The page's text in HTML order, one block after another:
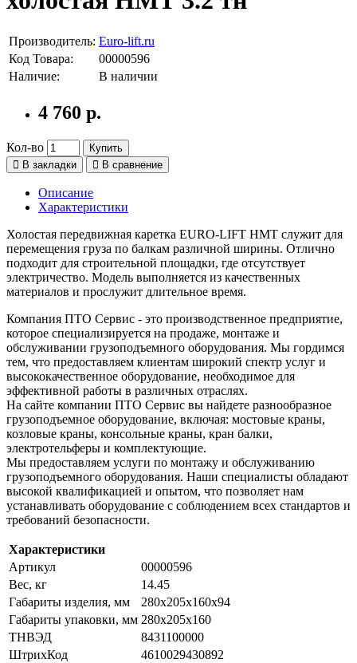
Производитель: Euro-lift.ru
Код Товара:
00000596
Наличие:
В наличии
4 760 р.
Кол-во
Купить
В закладки
В сравнение
Описание
Характеристики
Холостая передвижная каретка EURO-LIFT НМТ служит для
перемещения груза по балкам различной ширины. Отлично
подходит для строительной площадки, где отсутствует
электричество. Модель выполняется из качественных
материалов и прослужит длительное время.
Компания ПТО Сервис - это производственное предприятие,
которое специализируется на продаже, монтаже и
обслуживании грузоподъемного оборудования. Мы гордимся
тем, что предоставляем клиентам широкий спектр услуг и
высококачественное оборудование, необходимое для
эффективной работы в различных отраслях.
На сайте компании ПТО Сервис вы найдете разнообразное
грузоподъемное оборудование, включая: мостовые краны,
козловые краны, консольные краны, кран балки,
электротельферы и комплектующие.
Мы предоставляем услуги по монтажу и обслуживанию
грузоподъемного оборудования. Наши специалисты обладают
высокой квалификацией и опытом, что позволяет нам
устанавливать оборудование с соблюдением всех стандартов и
требований безопасности.
Характеристики
Артикул
00000596
Вес, кг
14.45
Габариты изделия, мм
280х205х160х94
Габариты упаковки, мм 280x205x160
ТНВЭД
8431100000
ШтрихКод
4610029430892